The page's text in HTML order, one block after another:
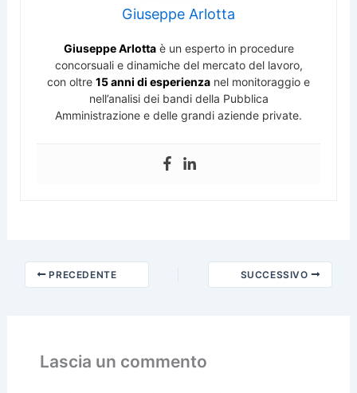
Giuseppe Arlotta
Giuseppe Arlottaè un esperto in procedure
concorsuali e dinamiche del mercato del lavoro,
con oltre 15 anni di esperienza nel monitoraggio e
nell’analisi dei bandi della Pubblica
Amministrazione e delle grandi aziende private.
PRECEDENTE SUCCESSIVO
Lascia un commento